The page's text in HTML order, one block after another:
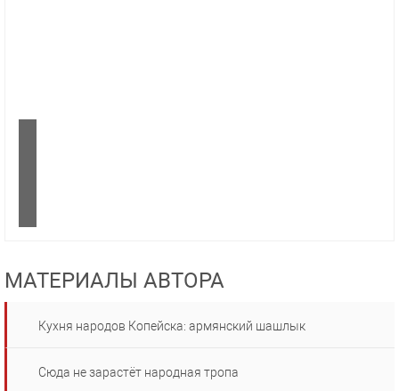
МАТЕРИАЛЫ АВТОРА
Кухня народов Копейска: армянский шашлык
Сюда не зарастёт народная тропа